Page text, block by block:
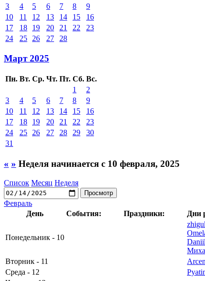
3
4 5 6 7 8
9
10
11 12 13 14 15
16
17
18 19 20 21 22
23
24
25 26 27 28
Март 2025
Пн. Вт. Ср. Чт. Пт. Сб. Вс.
1
2
3
4 5 6 7 8
9
10
11 12 13 14 15
16
17
18 19 20 21 22
23
24
25 26 27 28 29
30
31
« » Неделя начинается с 10 февраля, 2025
Список Месяц Неделя
Февраль
День
События: Праздники: Дни
Понедельник - 10
Вторник - 11
Среда - 12